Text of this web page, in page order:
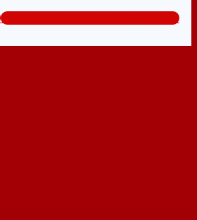
Tổng đài tư vấn miễn phí: 0824.400.400